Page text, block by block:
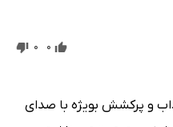
0
0
و پرکشش بویژه با صدای